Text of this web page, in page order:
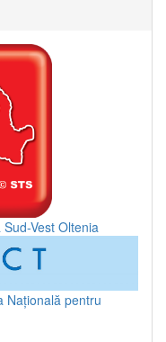
Vest Oltenia
Națională pentru